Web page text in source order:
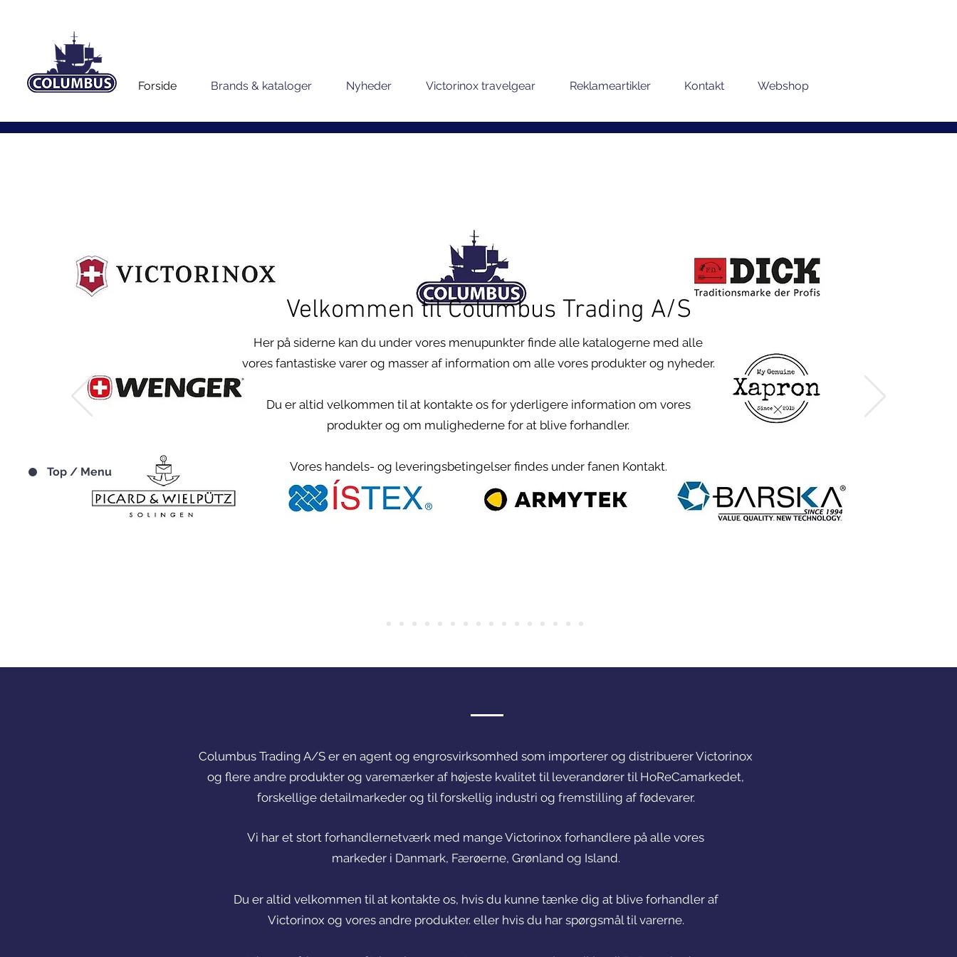
Forside Brands & kataloger Nyheder Victorinox travelgear Reklameartikler Kontakt Webshop
Top / Menu
Velkommen til Columbus Trading A/S
Her på siderne kan du under vores menupunkter finde alle katalogerne med alle
vores fantastiske varer og masser af information om alle vores produkter og nyheder.
Du er altid velkommen til at kontakte os for yderligere information om vores
produkter og om mulighederne for at blive forhandler.
Vores handels- og leveringsbetingelser findes under fanen Kontakt.
Columbus Trading A/S er en agent og engrosvirksomhed som importerer og distribuerer Victorinox
og flere andre produkter og varemærker af højeste kvalitet til leverandører til HoReCamarkedet,
forskellige detailmarkeder og til forskellig industri og fremstilling af fødevarer.
Vi har et stort forhandlernetværk med mange Victorinox forhandlere på alle vores
markeder i Danmark, Færøerne, Grønland og Island.
Du er altid velkommen til at kontakte os, hvis du kunne tænke dig at blive forhandler af
Victorinox og vores andre produkter. eller hvis du har spørgsmål til varerne.